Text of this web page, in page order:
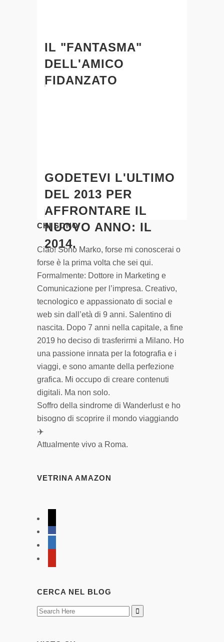
IL "FANTASMA"
DELL'AMICO
FIDANZATO
GODETEVI L'ULTIMO
DEL 2013 PER
AFFRONTARE IL
NUOVO ANNO: IL
2014.
CHI SONO
Ciao! Sono Marko, forse mi conoscerai o
forse è la prima volta che sei qui.
Formalmente: Dottore in Marketing e
Comunicazione per l’impresa. Creativo,
tecnologico e appassionato di social e
web sin dall’età di 9 anni. Salentino di
nascita. Dopo 7 anni nella capitale, a fine
2019 ho deciso di trasferirmi a Milano. Ho
una passione innata per la fotografia e i
viaggi, e sono amante della perfezione
grafica. Mi occupo di creare contenuti
digitali. Ma non solo.
Soffro della sindrome di Wanderlust e ho
bisogno di scoprire il mondo viaggiando
✈️
Attualmente vivo a Roma.
VETRINA AMAZON
CERCA NEL BLOG